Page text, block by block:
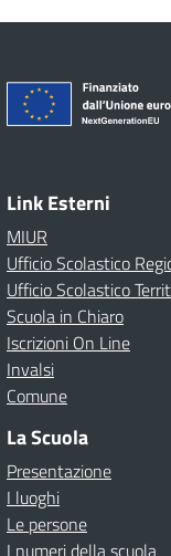
Link Esterni
MIUR
Ufficio Scolastico
Ufficio Scolastico
Scuola in Chiaro
Iscrizioni On Line
Invalsi
Comune
La Scuola
Presentazione
I luoghi
Le persone
I numeri della scuola